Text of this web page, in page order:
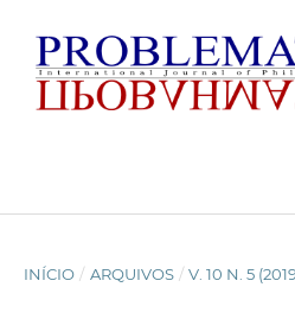
INÍCIO / ARQUIVOS / V. 10 N. 5